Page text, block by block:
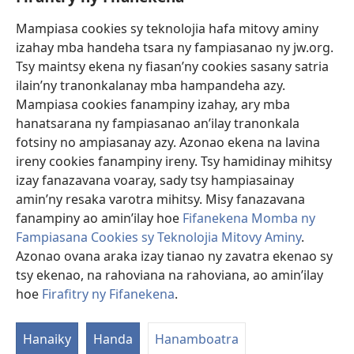
Mampiasa cookies sy teknolojia hafa mitovy aminy
izahay mba handeha tsara ny fampiasanao ny jw.org.
Tsy maintsy ekena ny fiasan’ny cookies sasany satria
ilain’ny tranonkalanay mba hampandeha azy.
Mampiasa cookies fanampiny izahay, ary mba
hanatsarana ny fampiasanao an’ilay tranonkala
fotsiny no ampiasanay azy. Azonao ekena na lavina
ireny cookies fanampiny ireny. Tsy hamidinay mihitsy
izay fanazavana voaray, sady tsy hampiasainay
amin’ny resaka varotra mihitsy. Misy fanazavana
fanampiny ao amin’ilay hoe Fifanekena Momba ny
Fampiasana Cookies sy Teknolojia Mitovy Aminy.
Azonao ovana araka izay tianao ny zavatra ekenao sy
tsy ekenao, na rahoviana na rahoviana, ao amin’ilay
hoe Firafitry ny Fifanekena.
Hanaiky Handa Hanamboatra
Fanomezana
(manokatra
rohy)
FITEHIRIZAM-BOKIN’NY Vavolombelon’i Jehovah
(manokatra
rohy)
JW Hub
(manokatra
rohy)
JW Library
Watchtower Library ®
Copyright© 2026 Watch Tower Bible and Tract Society of Pennsylvania.
FIFANEKENA| FIFANEKENA MOMBA NY TSIAMBARATELO
NY FIFANEKENA